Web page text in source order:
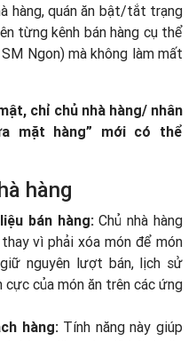
hàng, quán ăn bật/tắt trạng
từng kênh bán hàng cụ thể
Ngon) mà không làm mất
chỉ chủ nhà hàng/ nhân
mặt hàng” mới có thể
hàng
bán hàng:Chủ nhà hàng
vì phải xóa món để món
nguyên lượt bán, lịch sử
cực của món ăn trên các ứng
hàng:Tính năng này giúp